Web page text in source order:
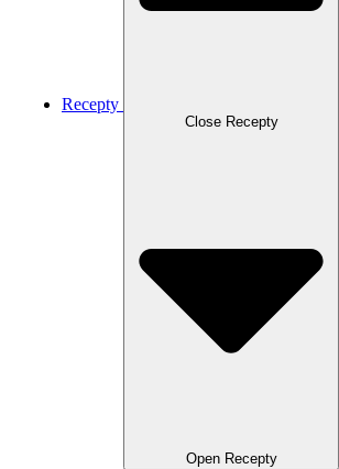
Recepty
Close Recepty
Open Recepty